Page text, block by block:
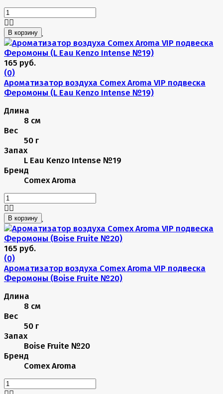
В корзину
165 руб.
(0)
Ароматизатор воздуха Comex Aroma VIP подвеска
Феромоны (L Eau Kenzo Intense №19)
Длина
8 см
Вес
50 г
Запах
L Eau Kenzo Intense №19
Бренд
Comex Aroma
В корзину
165 руб.
(0)
Ароматизатор воздуха Comex Aroma VIP подвеска
Феромоны (Boise Fruite №20)
Длина
8 см
Вес
50 г
Запах
Boise Fruite №20
Бренд
Comex Aroma